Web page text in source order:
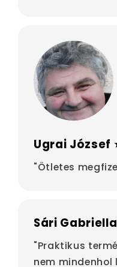
Ugrai József
"Ötletes
Sári Gabriella
"Praktikus
nem mindenhol